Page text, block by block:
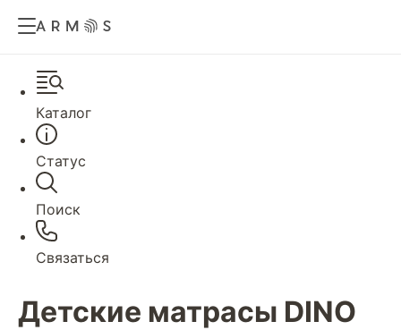
Каталог
Статус
Поиск
Связаться
Детские матрасы DINO